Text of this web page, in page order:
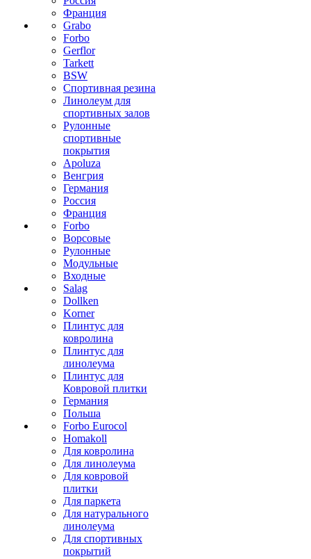
Франция
Grabo
Forbo
Gerflor
Tarkett
BSW
Спортивная резина
Линолеум для
спортивных залов
Рулонные
спортивные
покрытия
Apoluza
Венгрия
Германия
Россия
Франция
Forbo
Ворсовые
Рулонные
Модульные
Входные
Salag
Dollken
Korner
Плинтус для
ковролина
Плинтус для
линолеума
Плинтус для
Ковровой плитки
Германия
Польша
Forbo Eurocol
Homakoll
Для ковролина
Для линолеума
Для ковровой
плитки
Для паркета
Для натурального
линолеума
Для спортивных
покрытий